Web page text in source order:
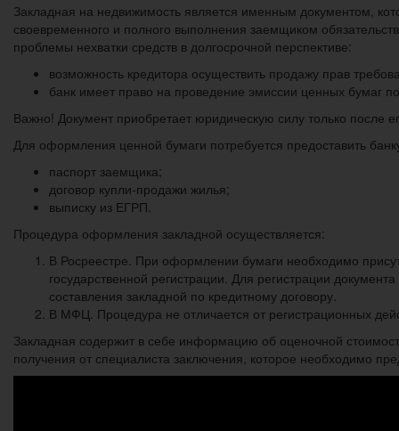
Закладная на недвижимость является именным документом,
своевременного и полного выполнения заемщиком
проблемы нехватки средств в долгосрочной перспективе:
возможность кредитора осуществить продажу прав
банк имеет право на проведение эмиссии ценных бумаг
Важно! Документ приобретает юридическую силу только после
Для оформления ценной бумаги потребуется предоставить
паспорт заемщика;
договор купли-продажи жилья;
выписку из ЕГРП.
Процедура оформления закладной осуществляется:
В Росреестре. При оформлении бумаги необходимо
государственной регистрации. Для регистрации
составления закладной по кредитному договору.
В МФЦ. Процедура не отличается от регистрационных
Закладная содержит в себе информацию об оценочной
получения от специалиста заключения, которое необходимо